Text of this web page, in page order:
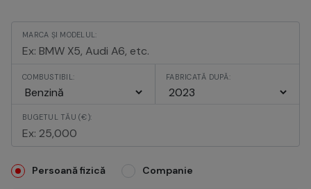
MARCA ȘI MODELUL:
COMBUSTIBIL: FABRICATĂ DUPĂ:
BUGETUL TĂU (€):
Persoană fizică Companie